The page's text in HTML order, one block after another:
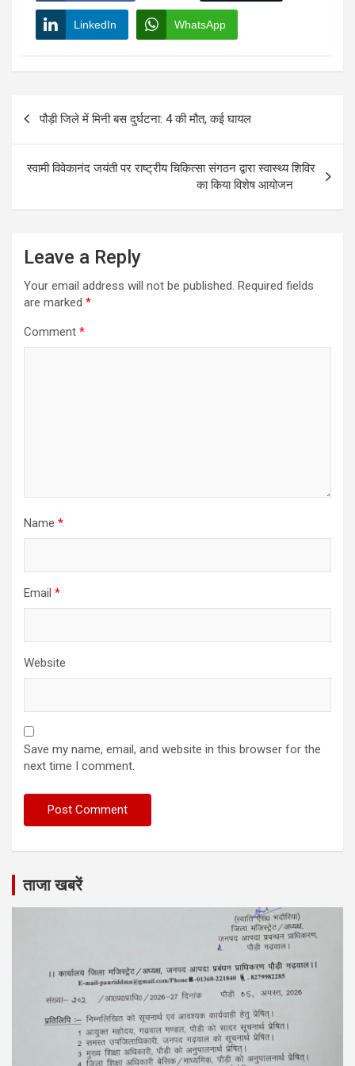
LinkedIn WhatsApp
Post
navigation
पौड़ी जिले में मिनी बस दुर्घटना: 4 की मौत, कई घायल
स्वामी विवेकानंद जयंती पर राष्ट्रीय चिकित्सा संगठन द्वारा स्वास्थ्य शिविर
का किया विशेष आयोजन
Leave a Reply
Your email address will not be published. Required fields
are marked *
Comment *
Name *
Email *
Website
Save my name, email, and website in this browser for the
next time I comment.
ताजा खबरें